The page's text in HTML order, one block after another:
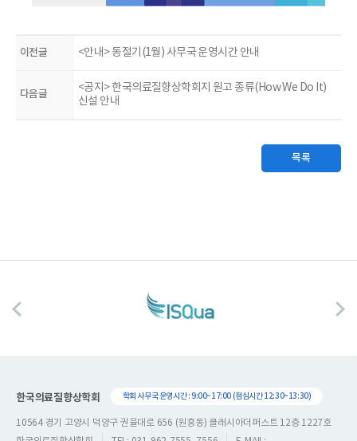
이전글 <안내> 동절기(1월) 사무국 운영시간 안내
다음글
<공지> 한국의료질향상학회지 원고 종류(How We Do It)
신설 안내
목록
한국의료질향상학회 학회 사무국 운영시간 : 9:00~17:00 (점심시간 12:30~13:30)
10564 경기 고양시 덕양구 권율대로 656 (원흥동) 클래시아더퍼스트 12층 1227호